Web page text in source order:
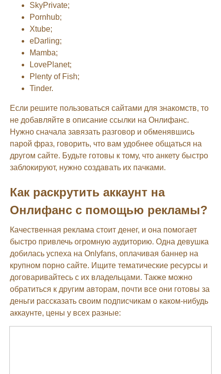
SkyPrivate;
Pornhub;
Xtube;
eDarling;
Mamba;
LovePlanet;
Plenty of Fish;
Tinder.
Если решите пользоваться сайтами для знакомств, то
не добавляйте в описание ссылки на Онлифанс.
Нужно сначала завязать разговор и обменявшись
парой фраз, говорить, что вам удобнее общаться на
другом сайте. Будьте готовы к тому, что анкету быстро
заблокируют, нужно создавать их пачками.
Как раскрутить аккаунт на
Онлифанс с помощью рекламы?
Качественная реклама стоит денег, и она помогает
быстро привлечь огромную аудиторию. Одна девушка
добилась успеха на Onlyfans, оплачивая баннер на
крупном порно сайте. Ищите тематические ресурсы и
договаривайтесь с их владельцами. Также можно
обратиться к другим авторам, почти все они готовы за
деньги рассказать своим подписчикам о каком-нибудь
аккаунте, цены у всех разные: